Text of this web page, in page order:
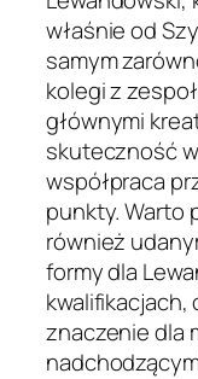
właśnie od
samym
kolegi z
głównymi
skuteczność
współpraca
punkty. Warto
również
formy dla
znaczenie dla